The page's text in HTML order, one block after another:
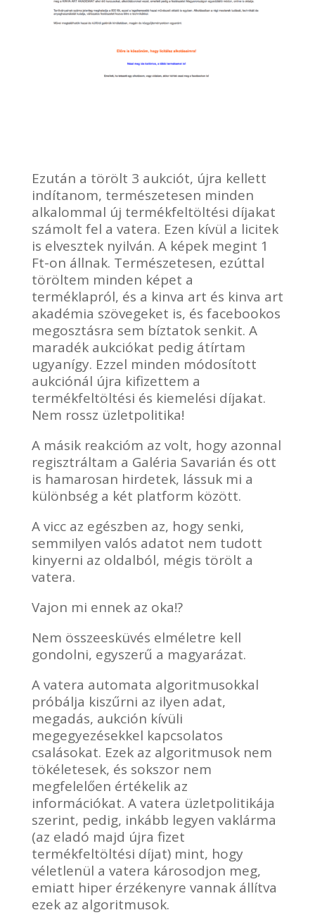
Ezután a törölt 3 aukciót, újra kellett
indítanom, természetesen minden
alkalommal új termékfeltöltési díjakat
számolt fel a vatera. Ezen kívül a licitek
is elvesztek nyilván. A képek megint 1
Ft-on állnak. Természetesen, ezúttal
töröltem minden képet a
terméklapról, és a kinva art és kinva art
akadémia szövegeket is, és facebookos
megosztásra sem bíztatok senkit. A
maradék aukciókat pedig átírtam
ugyanígy. Ezzel minden módosított
aukciónál újra kifizettem a
termékfeltöltési és kiemelési díjakat.
Nem rossz üzletpolitika!
A másik reakcióm az volt, hogy azonnal
regisztráltam a Galéria Savarián és ott
is hamarosan hirdetek, lássuk mi a
különbség a két platform között.
A vicc az egészben az, hogy senki,
semmilyen valós adatot nem tudott
kinyerni az oldalból, mégis törölt a
vatera.
Vajon mi ennek az oka!?
Nem összeesküvés elméletre kell
gondolni, egyszerű a magyarázat.
A vatera automata algoritmusokkal
próbálja kiszűrni az ilyen adat,
megadás, aukción kívüli
megegyezésekkel kapcsolatos
csalásokat. Ezek az algoritmusok nem
tökéletesek, és sokszor nem
megfelelően értékelik az
információkat. A vatera üzletpolitikája
szerint, pedig, inkább legyen vaklárma
(az eladó majd újra fizet
termékfeltöltési díjat) mint, hogy
véletlenül a vatera károsodjon meg,
emiatt hiper érzékenyre vannak állítva
ezek az algoritmusok.